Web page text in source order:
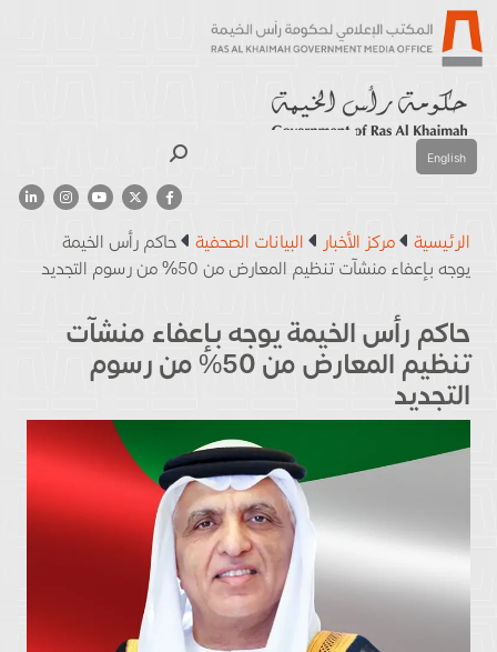
English
الرئيسية مركز الأخبار البيانات الصحفية
حاكم رأس الخيمة
يوجه بإعفاء منشآت تنظيم المعارض من 50% من رسوم التجديد
حاكم رأس الخيمة يوجه بإعفاء منشآت
تنظيم المعارض من 50% من رسوم
التجديد